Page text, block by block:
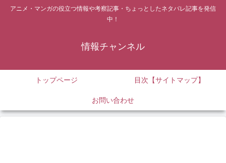
アニメ・マンガの役立つ情報や考察記事・ちょっとしたネタバレ記事を発信
中！
情報チャンネル
トップページ 目次【サイトマップ】
お問い合わせ